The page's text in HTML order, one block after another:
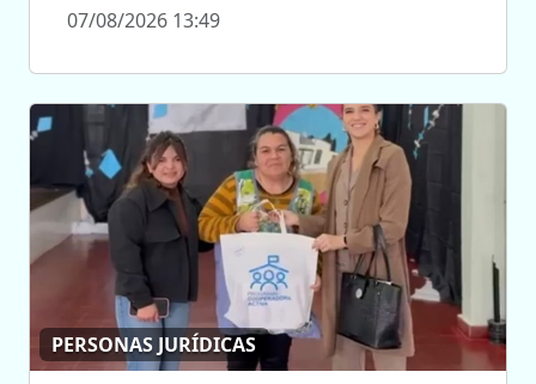
07/08/2026 13:49
PERSONAS JURÍDICAS